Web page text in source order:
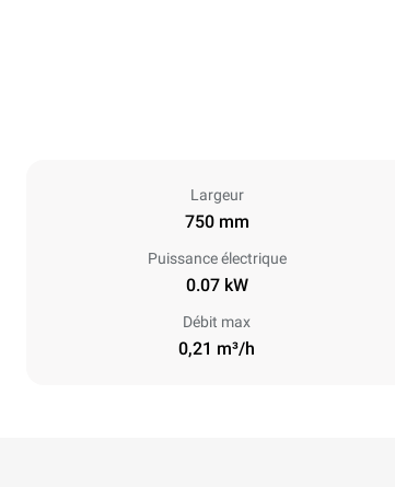
Largeur
750 mm
Puissance électrique
0.07 kW
Débit max
0,21 m³/h